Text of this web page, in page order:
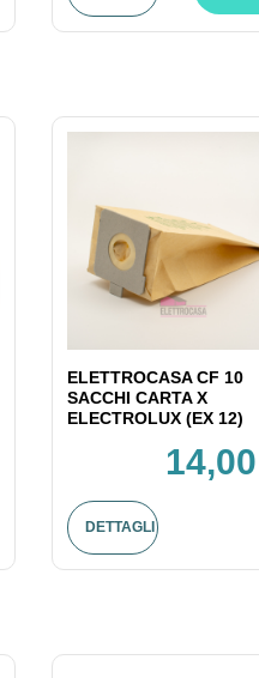
ELETTROCASA CF 10
SACCHI CARTA X
ELECTROLUX (EX 12)
DETTAGLI